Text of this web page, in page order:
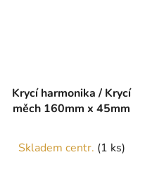
Krycí harmonika / Krycí
měch 160mm x 45mm
Skladem centr. (1 ks)